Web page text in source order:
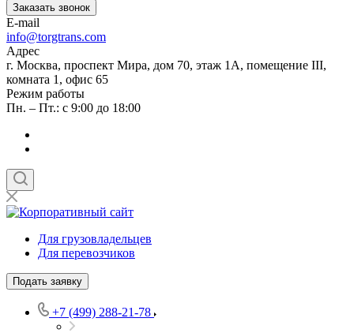
Заказать звонок
E-mail
info@torgtrans.com
Адрес
г. Москва, проспект Мира, дом 70, этаж 1А, помещение III,
комната 1, офис 65
Режим работы
Пн. – Пт.: с 9:00 до 18:00
Для грузовладельцев
Для перевозчиков
Подать заявку
+7 (499) 288-21-78